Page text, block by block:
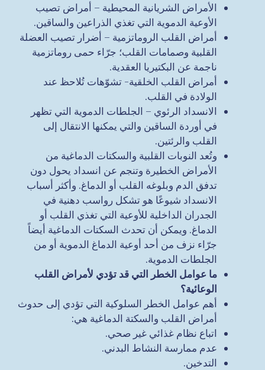
الأمراض الشريانية المحيطية – أمراض تصيب
الأوعية الدموية التي تغذي الذراعين والساقين.
أمراض القلب الروماتزمية – أضرار تصيب العضلة
القلبية وصمامات القلب؛ جرّاء حمى روماتزمية
ناجمة عن البكتيريا العقدية.
أمراض القلب الخلقية- تشوّهات تُلاحظ عند
الولادة في القلب.
الانسداد الرئوي – الجلطات الدموية التي تظهر
في أوردة الساقين والتي يمكنها الانتقال إلى
القلب والرئتين.
وتُعد النوبات القلبية والسكتات الدماغية من
الأمراض الخطيرة وتنجم عن انسداد يحول دون
تدفق الدم وبلوغه القلب أو الدماغ. وأكثر أسباب
الانسداد شيوعًا هو تشكل رواسب دهنية في
الجدران الداخلية للأوعية التي تغذي القلب أو
الدماغ. ويمكن أن تحدث السكتات الدماغية أيضاً
جرّاء نزف من أحد أوعية الدماغ الدموية أو من
الجلطات الدموية.
ما عوامل الخطر التي قد تؤدي لأمراض القلب
الوعائية؟
أهم عوامل الخطر السلوكية التي تؤدي إلى حدوث
أمراض القلب والسكتة الدماغية هي:
اتباع نظام غذائي غير صحي.
عدم ممارسة النشاط البدني.
التدخين.